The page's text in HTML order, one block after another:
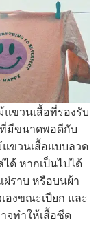
ขวนเสื้อที่รองรับ
ที่มีขนาดพอดีกับ
แขวนเสื้อแบบลวด
ได้ หากเป็นไปได้
ผ่ราบ หรือบนผ้า
องขณะเปียก และ
จทำให้เสื้อซีด